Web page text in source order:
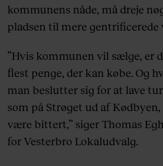
kommunens nåde, må dreje
pladsen til mere gentrificerede
”Hvis kommunen vil sælge, er
flest penge, der kan købe. Og
man beslutter sig for at lave
som på Strøget ud af
være bittert,” siger Thomas
for Vesterbro Lokaludvalg.